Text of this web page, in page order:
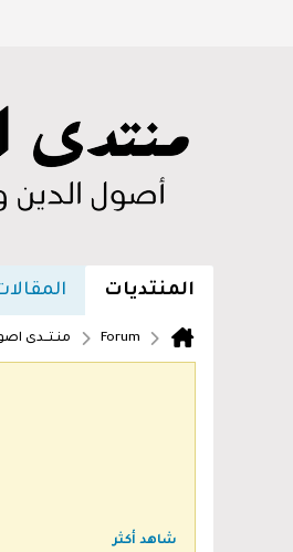
المنتديات
Forum منـتــدى
شاهد أكثر